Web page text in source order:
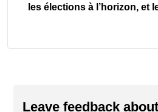
les élections à l’horizon, et
Leave feedback